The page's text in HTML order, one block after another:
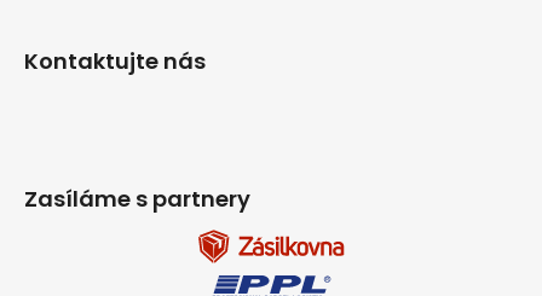
Kontaktujte nás
Zasíláme s partnery